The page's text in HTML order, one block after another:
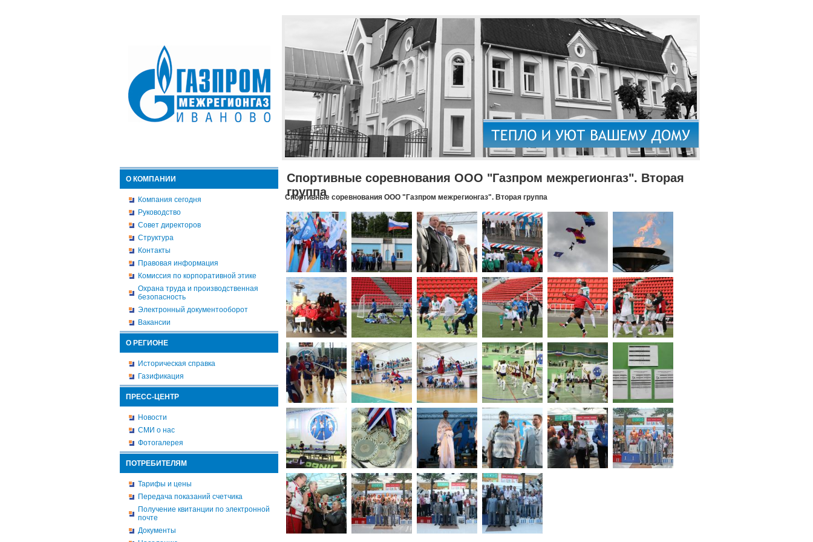
О КОМПАНИИ
Компания сегодня
Руководство
Совет директоров
Структура
Контакты
Правовая информация
Комиссия по корпоративной этике
Охрана труда и производственная
безопасность
Электронный документооборот
Вакансии
О РЕГИОНЕ
Историческая справка
Газификация
ПРЕСС-ЦЕНТР
Новости
СМИ о нас
Фотогалерея
ПОТРЕБИТЕЛЯМ
Тарифы и цены
Передача показаний счетчика
Получение квитанции по электронной
почте
Документы
Спортивные соревнования ООО "Газпром межрегионгаз". Вторая
группа
Спортивные соревнования ООО "Газпром межрегионгаз". Вторая группа